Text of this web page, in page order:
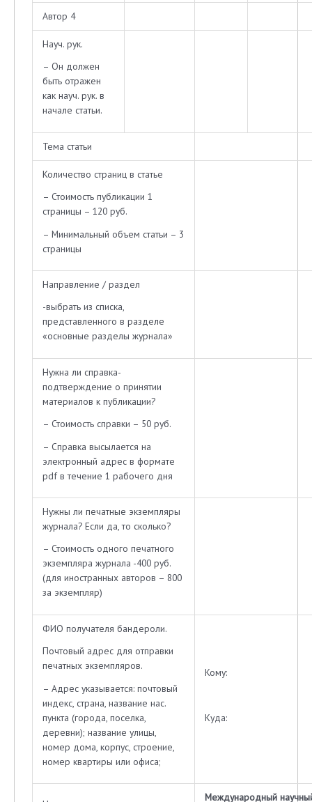
Автор 4
Науч. рук.
– Он должен
быть отражен
как науч. рук. в
начале статьи.
Тема статьи
Количество страниц в статье
– Стоимость публикации 1
страницы – 120 руб.
– Минимальный объем статьи – 3
страницы
Направление / раздел
-выбрать из списка,
представленного в разделе
«основные разделы журнала»
Нужна ли справка-
подтверждение о принятии
материалов к публикации?
– Стоимость справки – 50 руб.
– Справка высылается на
электронный адрес в формате
pdf в течение 1 рабочего дня
Нужны ли печатные экземпляры
журнала? Если да, то сколько?
– Стоимость одного печатного
экземпляра журнала -400 руб.
(для иностранных авторов – 800
за экземпляр)
ФИО получателя бандероли.
Почтовый адрес для отправки
печатных экземпляров.
– Адрес указывается: почтовый
индекс, страна, название нас.
пункта (города, поселка,
деревни); название улицы,
номер дома, корпус, строение,
номер квартиры или офиса;
Кому:
Куда:
Международный